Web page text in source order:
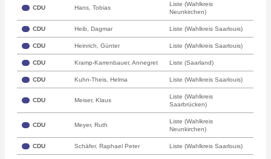
CDU Hans, Tobias
Liste (Wahlkreis
Neunkirchen)
CDU Heib, Dagmar Liste (Wahlkreis Saarlouis)
CDU Heinrich, Günter Liste (Wahlkreis Saarlouis)
CDU Kramp-Karrenbauer, Annegret Liste (Saarland)
CDU Kuhn-Theis, Helma Liste (Wahlkreis Saarlouis)
CDU Meiser, Klaus
Liste (Wahlkreis
Saarbrücken)
CDU Meyer, Ruth
Liste (Wahlkreis
Neunkirchen)
CDU Schäfer, Raphael Peter Liste (Wahlkreis Saarlouis)